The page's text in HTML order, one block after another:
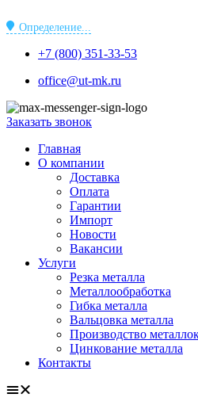
к Определение...
+7 (800) 351-33-53
office@ut-mk.ru
Заказать звонок
Главная
О компании
Доставка
Оплата
Гарантии
Импорт
Новости
Вакансии
Услуги
Резка металла
Металлообработка
Гибка металла
Вальцовка металла
Производство
Цинкование металла
Контакты